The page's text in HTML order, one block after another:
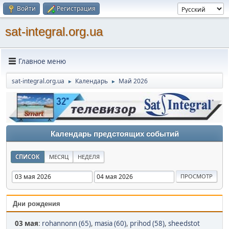
Войти Регистрация
sat-integral.org.ua
Главное меню
sat-integral.org.ua ► Календарь ► Май 2026
Календарь предстоящих событий
СПИСОК МЕСЯЦ НЕДЕЛЯ
Дни рождения
03 мая: rohannonn (65), masia (60), prihod (58), sheedstot